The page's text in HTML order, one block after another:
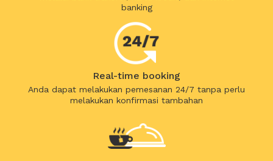
banking
Real-time booking
Anda dapat melakukan pemesanan 24/7 tanpa perlu
melakukan konfirmasi tambahan